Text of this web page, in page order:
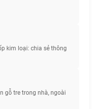
kim loại: chia sẻ thông
gỗ tre trong nhà, ngoài